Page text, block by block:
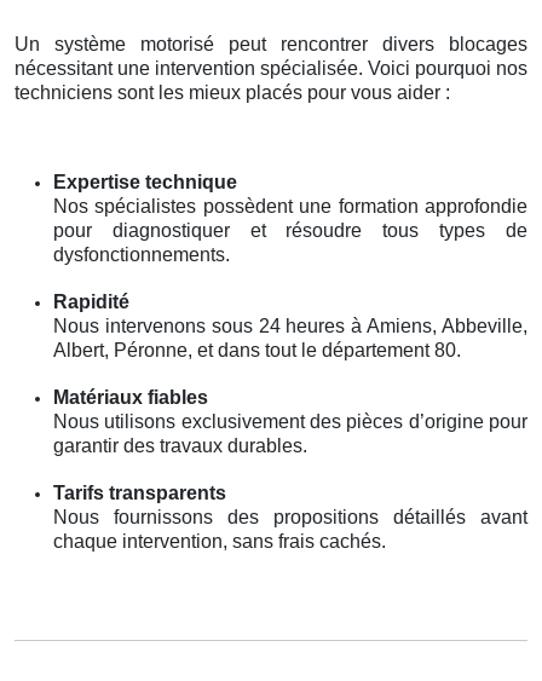
Un système motorisé peut rencontrer divers blocages
nécessitant une intervention spécialisée. Voici pourquoi nos
techniciens sont les mieux placés pour vous aider :
Expertise technique
Nos spécialistes possèdent une formation approfondie
pour diagnostiquer et résoudre tous types de
dysfonctionnements.
Rapidité
Nous intervenons sous 24 heures à Amiens, Abbeville,
Albert, Péronne, et dans tout le département 80.
Matériaux fiables
Nous utilisons exclusivement des pièces d’origine pour
garantir des travaux durables.
Tarifs transparents
Nous fournissons des propositions détaillés avant
chaque intervention, sans frais cachés.